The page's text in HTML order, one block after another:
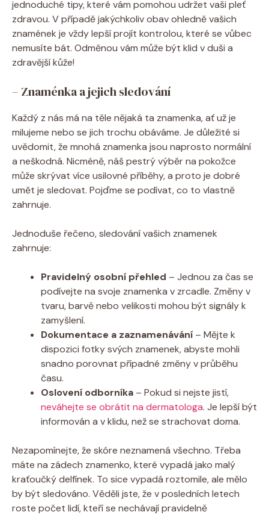
jednoduché tipy, které vám pomohou udržet vaši pleť
zdravou. V případě jakýchkoliv obav ohledně vašich
znamének je vždy lepší projít kontrolou, které se vůbec
nemusíte bát. Odměnou vám může být klid v duši a
zdravější kůže!
– Znaménka a jejich sledování
Každý z nás má na těle nějaká ta znamenka, ať už je
milujeme nebo se jich trochu obáváme. Je důležité si
uvědomit, že mnohá znamenka jsou naprosto normální
a neškodná. Nicméně, náš pestrý výběr na pokožce
může skrývat více usilovné příběhy, a proto je dobré
umět je sledovat. Pojďme se podívat, co to vlastně
zahrnuje.
Jednoduše řečeno, sledování vašich znamenek
zahrnuje:
Pravidelný osobní přehled – Jednou za čas se
podívejte na svoje znamenka v zrcadle. Změny v
tvaru, barvě nebo velikosti mohou být signály k
zamyšlení.
Dokumentace a zaznamenávání – Mějte k
dispozici fotky svých znamenek, abyste mohli
snadno porovnat případné změny v průběhu
času.
Oslovení odborníka – Pokud si nejste jistí,
neváhejte se obrátit na dermatologa. Je lepší být
informován a v klidu, než se strachovat doma.
Nezapomínejte, že skóre neznamená všechno. Třeba
máte na zádech znamenko, které vypadá jako malý
kraťoučký delfínek. To sice vypadá roztomile, ale mělo
by být sledováno. Věděli jste, že v posledních letech
roste počet lidí, kteří se nechávají pravidelně